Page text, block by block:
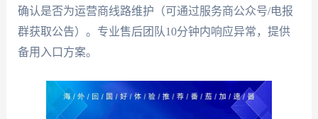
确认是否为运营商线路维护（可通过服务商公众号/电报
群获取公告）。专业售后团队10分钟内响应异常，提供
备用入口方案。